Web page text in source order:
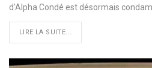
d'Alpha Condé est désormais
LIRE LA SUITE...